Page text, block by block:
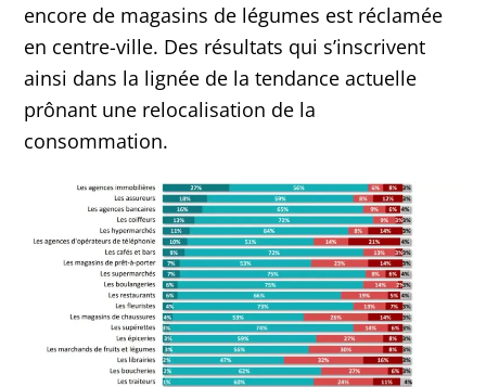
encore de magasins de légumes est réclamée
en centre-ville. Des résultats qui s’inscrivent
ainsi dans la lignée de la tendance actuelle
prônant une relocalisation de la
consommation.